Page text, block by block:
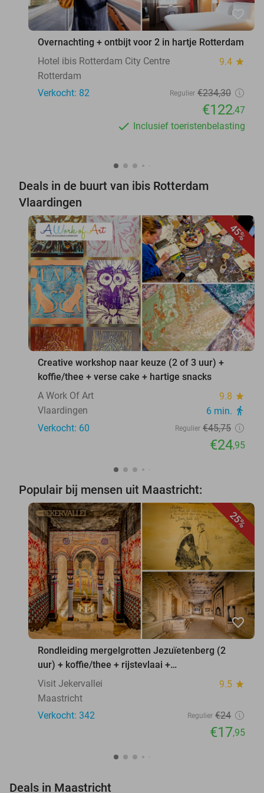
favorite_border
Overnachting + ontbijt voor 2 in hartje Rotterdam
Hotel ibis Rotterdam City Centre
9.4 star
Rotterdam
Verkocht: 82
Regulier €234,30
€122,47
Inclusief toeristenbelasting
Deals in de buurt van ibis Rotterdam
Vlaardingen
45%
favorite_border
Creative workshop naar keuze (2 of 3 uur) +
koffie/thee + verse cake + hartige snacks
A Work Of Art
9.8 star
Vlaardingen 6 min. directions_walk
Verkocht: 60 Regulier €45,75
€24,95
Populair bij mensen uit Maastricht:
25%
favorite_border
Rondleiding mergelgrotten Jezuïetenberg (2
uur) + koffie/thee + rijstevlaai +
waxinelichthouder
Visit Jekervallei 9.5 star
Maastricht
Verkocht: 342
Regulier €24
€17,95
Deals in Maastricht